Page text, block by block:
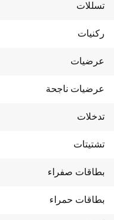
تسللات
ركنيات
عرضيات
عرضيات ناجحة
تدخلات
تشتيتات
بطاقات صفراء
بطاقات حمراء